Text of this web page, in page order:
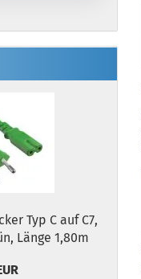
Typ C auf C7,
Länge 1,80m